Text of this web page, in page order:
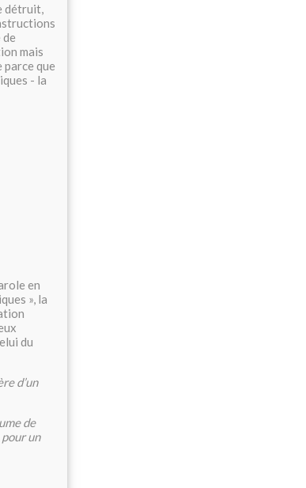
détruit,
mais
que
- la
en
», la
du
d’un
de
un